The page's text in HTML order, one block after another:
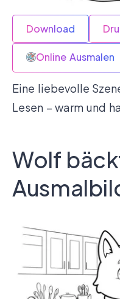
Download
Online Ausmalen
Eine liebevolle
Lesen – warm und
Wolf